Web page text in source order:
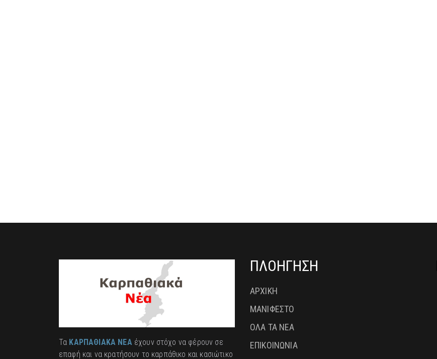
Τα ΚΑΡΠΑΘΙΑΚΑ ΝΕΑέχουν στόχο να φέρουν σε
επαφή και να κρατήσουν το καρπάθικο και κασιώτικο
ΠΛΟΗΓΗΣΗ
ΑΡΧΙΚΗ
ΜΑΝΙΦΕΣΤΟ
ΟΛΑ ΤΑ ΝΕΑ
ΕΠΙΚΟΙΝΩΝΙΑ